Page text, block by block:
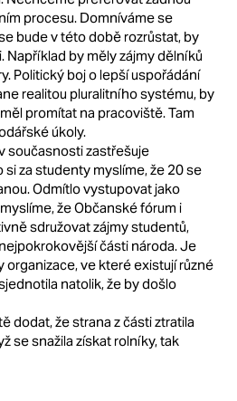
procesu. Domníváme se
bude v této době rozrůstat, by
Například by měly zájmy dělníků
Politický boj o lepší uspořádání
realitou pluralitního systému, by
promítat na pracoviště. Tam
úkoly.
současnosti zastřešuje
si za studenty myslíme, že 20 se
Odmítlo vystupovat jako
že Občanské fórum i
sdružovat zájmy studentů,
části národa. Je
organizace, ve které existují různé
natolik, že by došlo
dodat, že strana z části ztratila
se snažila získat rolníky, tak